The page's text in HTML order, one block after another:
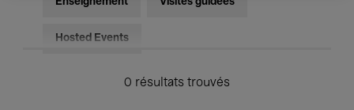
Hosted Events
0 résultats trouvés